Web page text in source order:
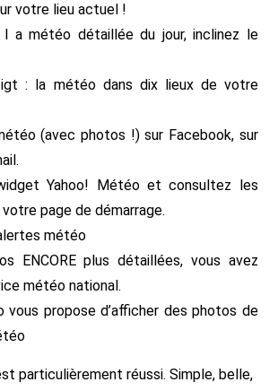
votre lieu actuel !
l a météo détaillée du jour, inclinez le
: la météo dans dix lieux de votre
(avec photos !) sur Facebook, sur
Yahoo! Météo et consultez les
page de démarrage.
météo
ENCORE plus détaillées, vous avez
météo national.
vous propose d’afficher des photos de
particulièrement réussi. Simple, belle,